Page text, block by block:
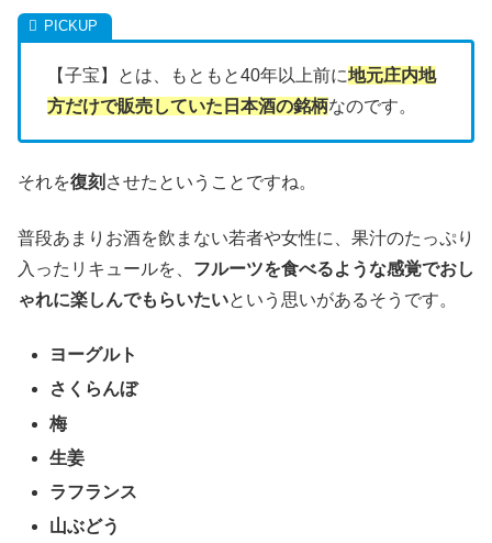
【子宝】とは、もともと40年以上前に地元庄内地
方だけで販売していた日本酒の銘柄なのです。
それを復刻 させたということですね。
普段あまりお酒を飲まない若者や女性に、果汁のたっぷり
入ったリキュールを、 フルーツを食べるような感覚でおし
ゃれに楽しんでもらいたいという思いがあるそうです。
ヨーグルト
さくらんぼ
梅
生姜
ラフランス
山ぶどう